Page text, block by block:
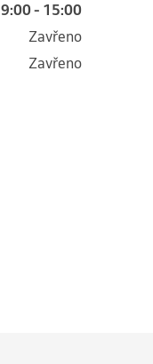
9:00 - 15:00
Zavřeno
Zavřeno